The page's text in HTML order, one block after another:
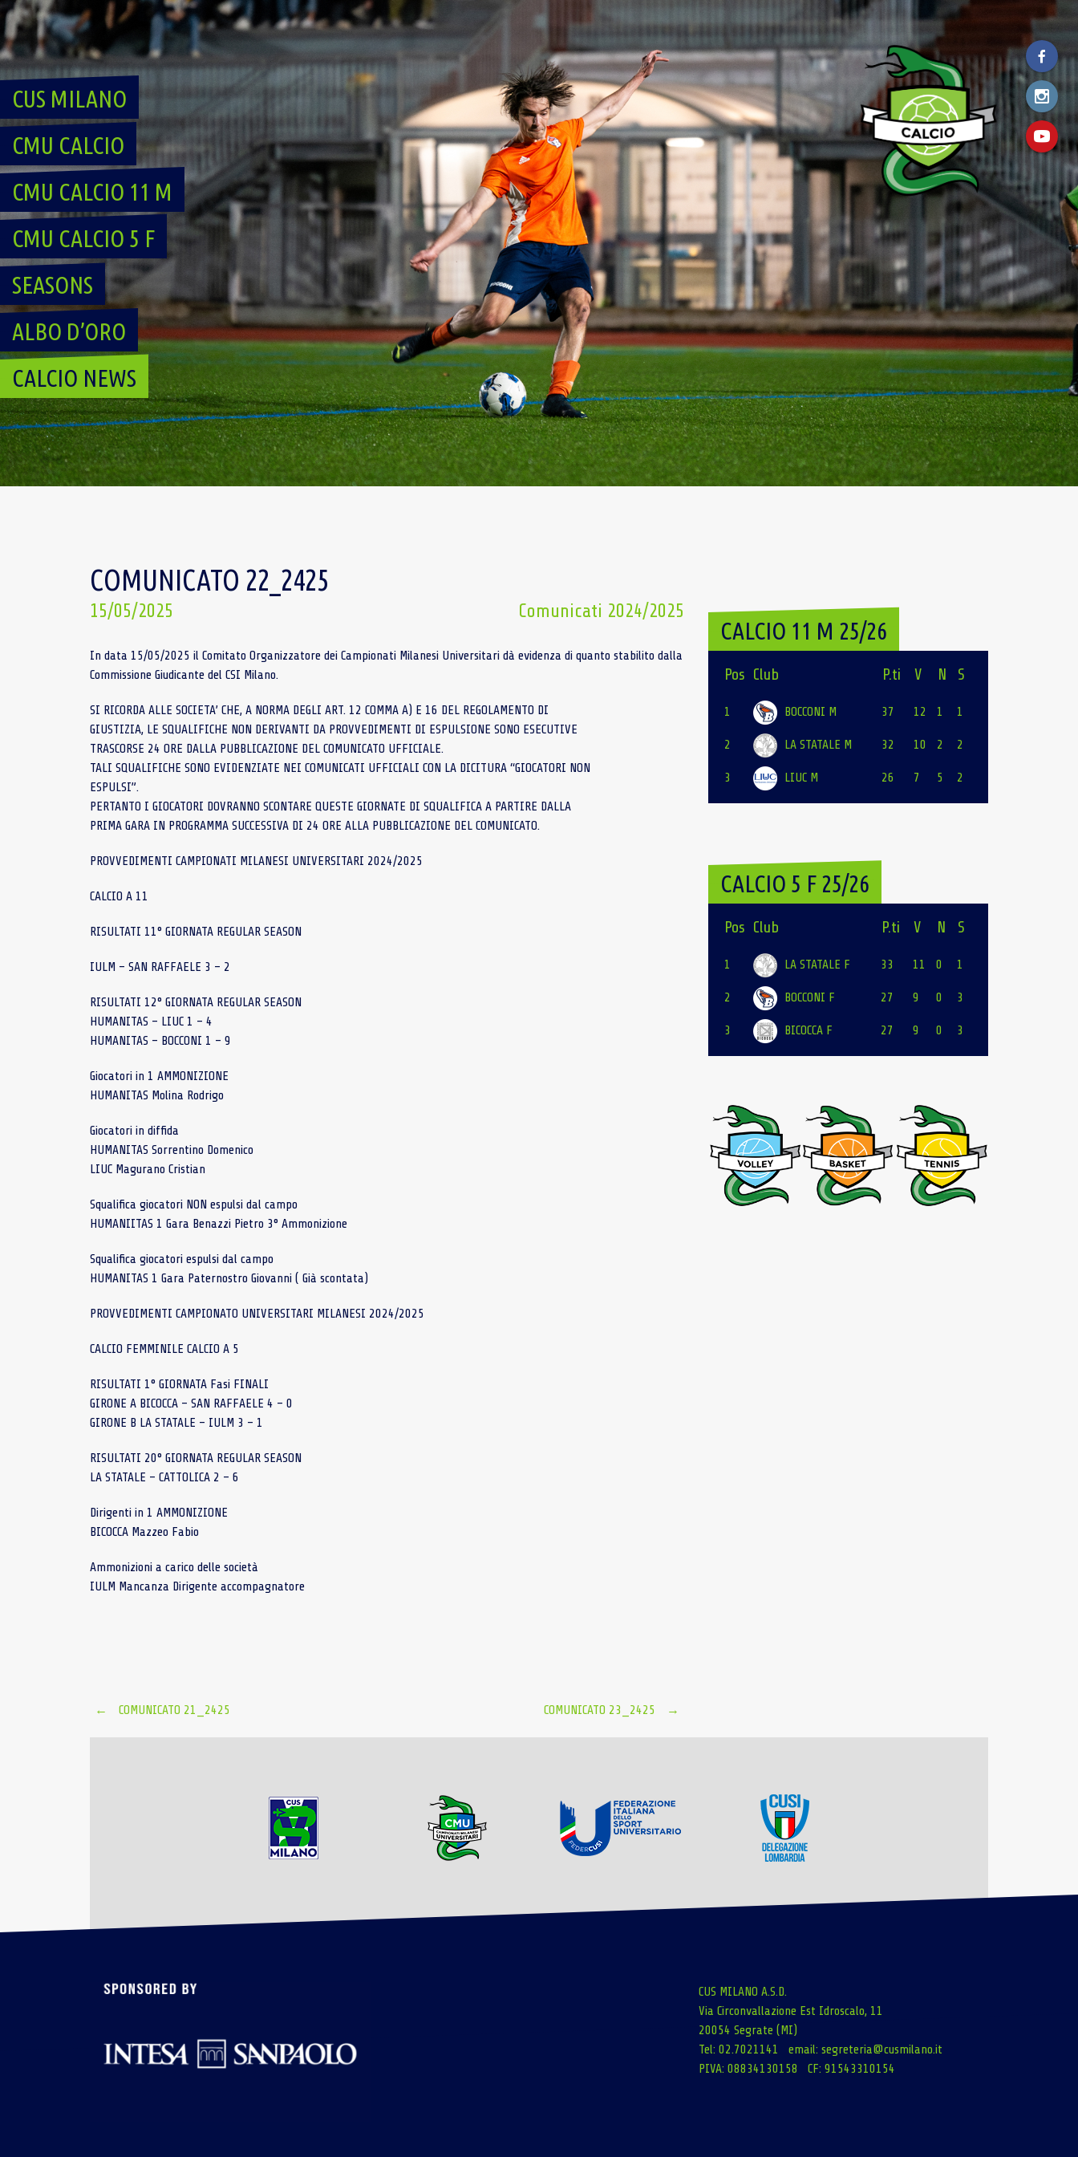
Skip
to
content
CUS MILANO
CMU CALCIO
CMU CALCIO 11 M
CMU CALCIO 5 F
SEASONS
ALBO D’ORO
CALCIO NEWS
COMUNICATO 22_2425
Comunicati 2024/2025
15/05/2025
In data 15/05/2025 il Comitato Organizzatore dei Campionati Milanesi Universitari dà evidenza di quanto stabilito dalla
Commissione Giudicante del CSI Milano.
SI RICORDA ALLE SOCIETA’ CHE, A NORMA DEGLI ART. 12 COMMA A) E 16 DEL REGOLAMENTO DI
GIUSTIZIA, LE SQUALIFICHE NON DERIVANTI DA PROVVEDIMENTI DI ESPULSIONE SONO ESECUTIVE
TRASCORSE 24 ORE DALLA PUBBLICAZIONE DEL COMUNICATO UFFICIALE.
TALI SQUALIFICHE SONO EVIDENZIATE NEI COMUNICATI UFFICIALI CON LA DICITURA “GIOCATORI NON
ESPULSI”.
PERTANTO I GIOCATORI DOVRANNO SCONTARE QUESTE GIORNATE DI SQUALIFICA A PARTIRE DALLA
PRIMA GARA IN PROGRAMMA SUCCESSIVA DI 24 ORE ALLA PUBBLICAZIONE DEL COMUNICATO.
PROVVEDIMENTI CAMPIONATI MILANESI UNIVERSITARI 2024/2025
CALCIO A 11
RISULTATI 11° GIORNATA REGULAR SEASON
IULM – SAN RAFFAELE 3 – 2
RISULTATI 12° GIORNATA REGULAR SEASON
HUMANITAS – LIUC 1 – 4
HUMANITAS – BOCCONI 1 – 9
Giocatori in 1 AMMONIZIONE
HUMANITAS Molina Rodrigo
Giocatori in diffida
HUMANITAS Sorrentino Domenico
LIUC Magurano Cristian
Squalifica giocatori NON espulsi dal campo
HUMANIITAS 1 Gara Benazzi Pietro 3° Ammonizione
Squalifica giocatori espulsi dal campo
HUMANITAS 1 Gara Paternostro Giovanni ( Già scontata)
PROVVEDIMENTI CAMPIONATO UNIVERSITARI MILANESI 2024/2025
CALCIO FEMMINILE CALCIO A 5
RISULTATI 1° GIORNATA Fasi FINALI
GIRONE A BICOCCA – SAN RAFFAELE 4 – 0
GIRONE B LA STATALE – IULM 3 – 1
RISULTATI 20° GIORNATA REGULAR SEASON
LA STATALE – CATTOLICA 2 – 6
Dirigenti in 1 AMMONIZIONE
BICOCCA Mazzeo Fabio
Ammonizioni a carico delle società
IULM Mancanza Dirigente accompagnatore
Post
← COMUNICATO 21_2425 COMUNICATO 23_2425 →
CALCIO 11 M 25/26
Pos Club P.ti V N S
1 BOCCONI M 37 12 1 1
2 LA STATALE M 32 10 2 2
3 LIUC M 26 7 5 2
CALCIO 5 F 25/26
Pos Club P.ti V N S
1 LA STATALE F 33 11 0 1
2 BOCCONI F 27 9 0 3
3 BICOCCA F 27 9 0 3
CUS MILANO A.S.D.
Via Circonvallazione Est Idroscalo, 11
20054 Segrate (MI)
Tel: 02.7021141 email: segreteria@cusmilano.it
PIVA: 08834130158 CF: 91543310154